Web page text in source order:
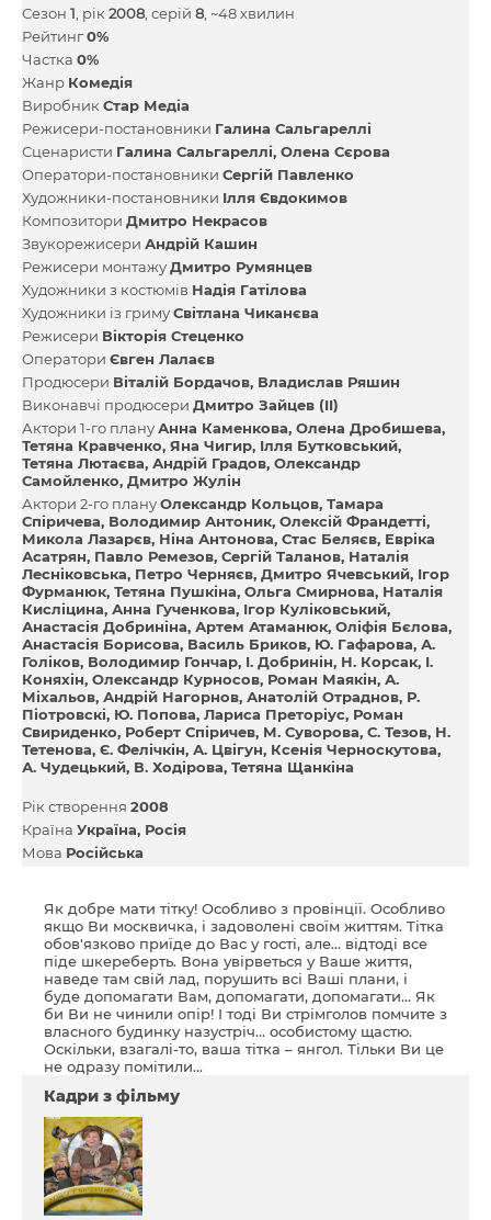
Сезон 1 , рік 2008, серій 8, ~48 хвилин
Рейтинг0%
Частка 0%
Жанр Комедія
Виробник Стар Медіа
Режисери-постановники Галина Сальгареллі
Сценаристи Галина Сальгареллі Олена Сєрова
Оператори-постановники Сергій Павленко
Художники-постановники Ілля Євдокимов
Композитори Дмитро Некрасов
Звукорежисери Андрій Кашин
Режисери монтажуДмитро Румянцев
Художники з костюмів Надія Гатілова
Художники із гримуСвітлана Чиканєва
Режисери Вікторія Стеценко
Оператори Євген Лалаєв
Продюсери Віталій Бордачов Владислав Ряшин
Виконавчі продюсери Дмитро Зайцев (II)
Актори 1-го плануАнна Каменкова Олена Дробишева
Тетяна Кравченко Яна Чигир Ілля Бутковський
Тетяна Лютаєва Андрій Градов Олександр
Самойленко Дмитро Жулін
Актори 2-го плануОлександр Кольцов Тамара
Спіричева Володимир Антоник Олексій Франдетті
Микола Лазарєв Ніна Антонова Стас Беляєв Евріка
Асатрян Павло Ремезов Сергій Таланов Наталія
Лесніковська Петро Черняєв Дмитро Ячевський Ігор
Фурманюк Тетяна Пушкіна Ольга Смирнова Наталія
Кисліцина Анна Гученкова Ігор Куліковський
Анастасія Добриніна Артем Атаманюк Оліфія Бєлова
Анастасія Борисова Василь Бриков Ю. Гафарова А.
Голіков Володимир Гончар І. Добринін Н. Корсак І.
Коняхін Олександр Курносов Роман Маякін А.
Міхальов Андрій Нагорнов Анатолій Отраднов Р.
Піотровскі Ю. Попова Лариса Преторіус Роман
Свириденко Роберт Спіричев М. Суворова С. Тезов Н.
Тетенова Є. Фелічкін А. Цвігун Ксенія Черноскутова
А. Чудецький В. Ходірова Тетяна Щанкіна
Рік створення 2008
Країна Україна Росія
Мова Російська
Як добре мати тітку! Особливо з провінції. Особливо
якщо Ви москвичка, і задоволені своїм життям. Тітка
обов'язково приїде до Вас у гості, але... відтоді все
піде шкереберть. Вона увірветься у Ваше життя,
наведе там свій лад, порушить всі Ваші плани, і
буде допомагати Вам, допомагати, допомагати… Як
би Ви не чинили опір! І тоді Ви стрімголов помчите з
власного будинку назустріч... особистому щастю.
Оскільки, взагалі-то, ваша тітка – янгол. Тільки Ви це
не одразу помітили...
Кадри з фільму